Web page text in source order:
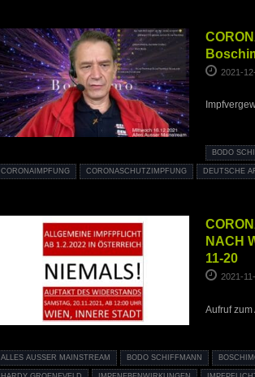
2021-
BODO
CORONAIMPFUNG CORONASCHUTZIMPFUNG DEUTSCHE
NACH
11-20
2021-
Aufruf
ALLES AUSSER MAINSTREAM BODO SCHIFFMANN